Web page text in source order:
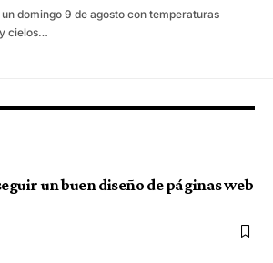
domingo 9 de agosto con temperaturas
cielos…
un buen diseño de páginas web